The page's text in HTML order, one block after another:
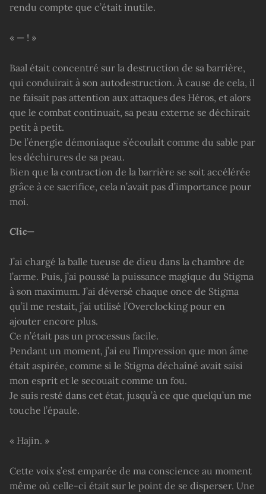
rendu compte que c’était inutile.
« — ! »
Baal était concentré sur la destruction de sa barrière,
qui conduirait à son autodestruction. À cause de cela, il
ne faisait pas attention aux attaques des Héros, et alors
que le combat continuait, sa peau externe se déchirait
petit à petit.
De l’énergie démoniaque s’écoulait comme du sable par
les déchirures de sa peau.
Bien que la contraction de la barrière se soit accélérée
grâce à ce sacrifice, cela n’avait pas d’importance pour
moi.
Clic—
J’ai chargé la balle tueuse de dieu dans la chambre de
l’arme. Puis, j’ai poussé la puissance magique du Stigma
à son maximum. J’ai déversé chaque once de Stigma
qu’il me restait, j’ai utilisé l’Overclocking pour en
ajouter encore plus.
Ce n’était pas un processus facile.
Pendant un moment, j’ai eu l’impression que mon âme
était aspirée, comme si le Stigma déchaîné avait saisi
mon esprit et le secouait comme un fou.
Je suis resté dans cet état, jusqu’à ce que quelqu’un me
touche l’épaule.
« Hajin. »
Cette voix s’est emparée de ma conscience au moment
même où celle-ci était sur le point de se disperser. Une